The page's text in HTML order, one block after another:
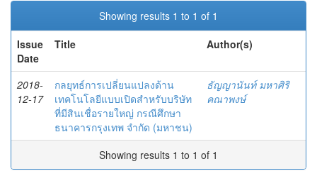
Showing results 1 to 1 of 1
Issue
Date
Title Author(s)
2018-
12-17
กลยุทธ์การเปลี่ยนแปลงด้าน
เทคโนโลยีแบบเปิดสำหรับบริษัท
ที่มีสินเชื่อรายใหญ่ กรณีศึกษา
ธนาคารกรุงเทพ จำกัด (มหาชน)
ธัญญานันท์ มหาศิริ
คณาพงษ์
Showing results 1 to 1 of 1